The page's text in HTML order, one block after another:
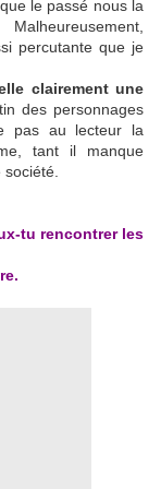
le passé nous la
percutante que je
clairement une
des personnages
pas au lecteur la
tant il manque
tu rencontrer les